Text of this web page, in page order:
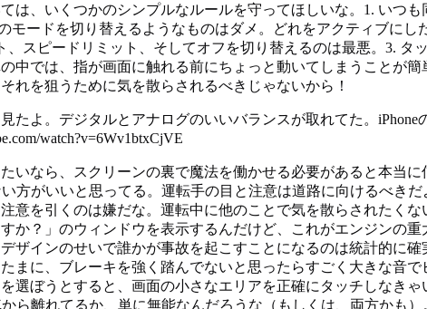
、いくつかのシンプルなルールを守ってほしいな。1. いつ
モードを切り替えるようなものはダメ。どれをアクティブに
スピードリミット、そしてオフを切り替えるのは最悪。3. タ
中では、指が画面に触れる前にちょっと動いてしまうことが
れを狙うために気を散らされるべきじゃないから！
よ。デジタルとアナログのいいバランスが取れてた。iPhone
watch?v=6Wv1btxCjVE
いなら、スクリーンの裏で魔法を働かせる必要があると本当に
方がいいと思ってる。運転手の目と注意は道路に向けるべき
意を引くのは嫌だな。運転中に他のことで気を散らされたく
か？」のウィンドウを表示するんだけど、これがエンジンの
ザインのせいで誰かが事故を起こすことになるのは統計的に
に、ブレーキを強く踏んでないと思ったらすごく大きな音で
選ぼうとすると、画面の小さなエリアを正確にタッチしなき
離れてるか、単に無能なんだろうな（もしくは、両方かも）